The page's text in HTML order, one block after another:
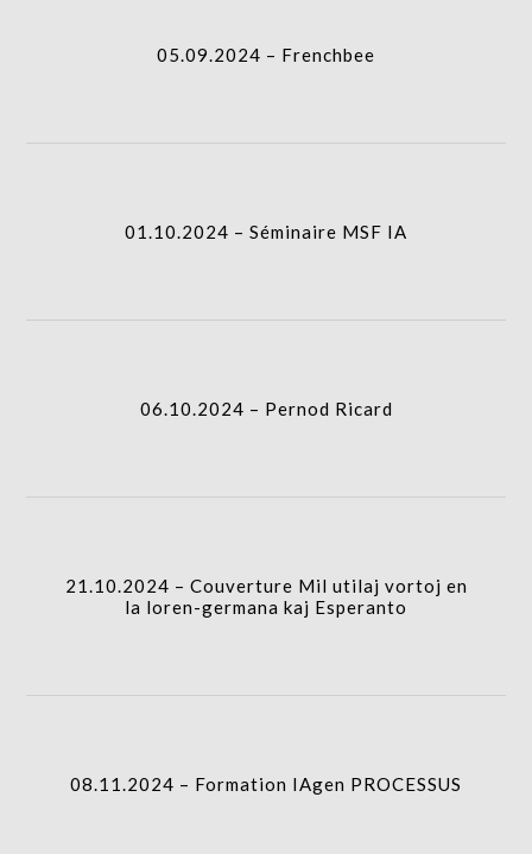
05.09.2024 – Frenchbee
01.10.2024 – Séminaire MSF IA
06.10.2024 – Pernod Ricard
21.10.2024 – Couverture Mil utilaj vortoj en
la loren-germana kaj Esperanto
08.11.2024 – Formation IAgen PROCESSUS